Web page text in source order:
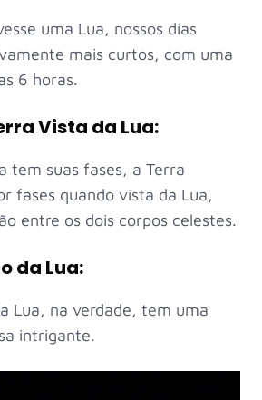
uma Lua, nossos dias
mais curtos, com uma
6 horas.
Vista da Lua:
tem suas fases, a Terra
fases quando vista da Lua,
entre os dois corpos celestes.
da Lua:
Lua, na verdade, tem uma
intrigante.